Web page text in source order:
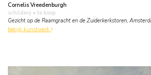
Cornelis Vreedenburgh
schilderij • te koop
Gezicht op de Raamgracht en de Zuiderkerkstoren,
bekijk kunstwerk